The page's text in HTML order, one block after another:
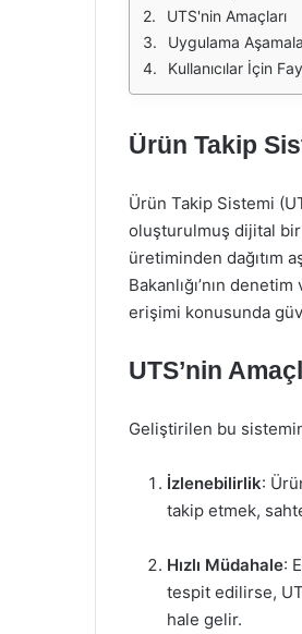
UTS'nin Amaçları
Uygulama
Kullanıcılar İçin
Ürün Takip
Ürün Takip Sistemi
oluşturulmuş dijital bir
üretiminden dağıtım
Bakanlığı’nın
erişimi konusunda
UTS’nin
Geliştirilen bu
İzlenebilirlik:
takip etmek,
Hızlı Müdahale:
tespit edilirse,
hale gelir.